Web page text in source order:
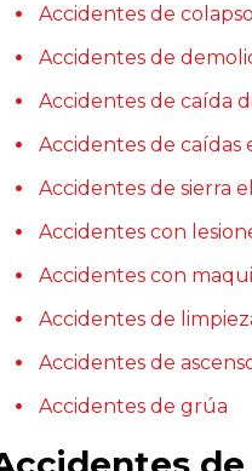
Accidentes de
Accidentes de
Accidentes de caída
Accidentes de caídas
Accidentes de sierra
Accidentes con
Accidentes con
Accidentes de
Accidentes de
Accidentes de grúa